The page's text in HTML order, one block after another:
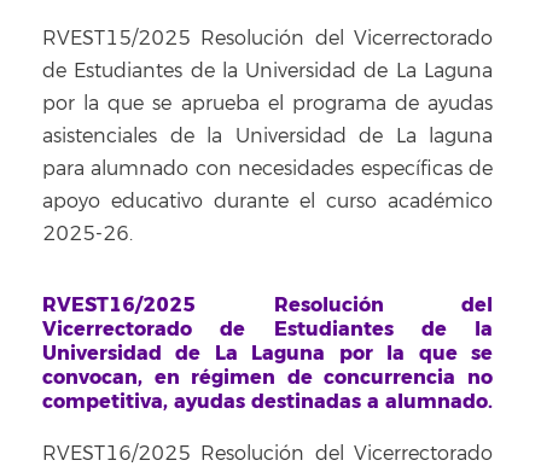
RVEST15/2025 Resolución del Vicerrectorado
de Estudiantes de la Universidad de La Laguna
por la que se aprueba el programa de ayudas
asistenciales de la Universidad de La laguna
para alumnado con necesidades específicas de
apoyo educativo durante el curso académico
2025-26.
RVEST16/2025 Resolución del
Vicerrectorado de Estudiantes de la
Universidad de La Laguna por la que se
convocan, en régimen de concurrencia no
competitiva, ayudas destinadas a alumnado.
RVEST16/2025 Resolución del Vicerrectorado